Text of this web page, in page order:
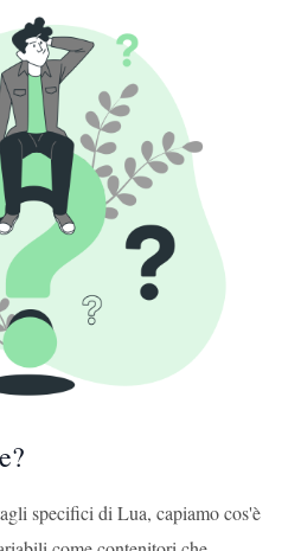
specifici di Lua, capiamo cos'è